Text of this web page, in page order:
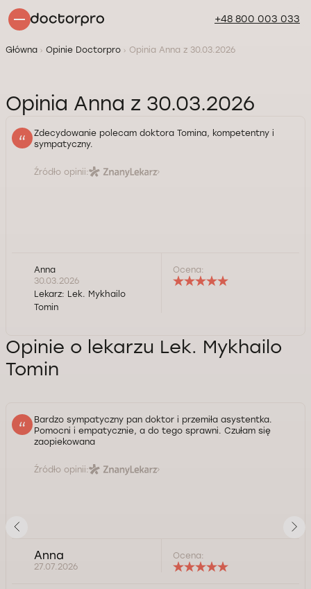
+48 800 003 033
Główna Opinie Doctorpro Opinia Anna z 30.03.2026
Opinia Anna z 30.03.2026
Zdecydowanie polecam doktora Tomina, kompetentny i
sympatyczny.
Źródło opinii:
Anna
30.03.2026
Lekarz: Lek. Mykhailo
Tomin
Ocena:
Opinie o lekarzu Lek. Mykhailo
Tomin
Bardzo sympatyczny pan doktor i przemiła asystentka.
Pomocni i empatycznie, a do tego sprawni. Czułam się
zaopiekowana
Źródło opinii:
Anna
27.07.2026
Ocena: